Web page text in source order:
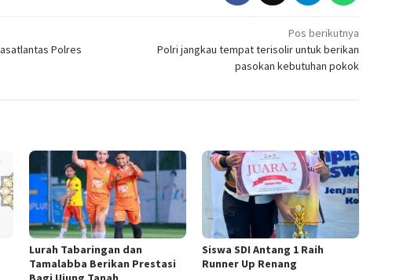
Polres
Pos berikutnya
Polri jangkau tempat terisolir untuk berikan
pasokan kebutuhan pokok
Lurah Tabaringan dan
Tamalabba Berikan Prestasi
Siswa SDI Antang 1 Raih
Runner Up Renang